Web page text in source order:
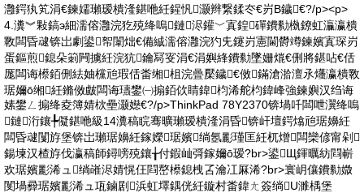
灉鍔犱笂涓€鍊嬬瓎瑷樻湰鍖咃紝鍟忛灏辫繋鍒冭€岃В鐬€?/p><p>
4.瀵︾敤鎬э細濡傛灉浣犵殑绛嗚鏈浕鑵﹀寘鍠磾鐨勬槸鐐虹灜瀛樻
斁闆昏叇锛岀劇鍙帤闈炪€備絾濡傛灉浣犳兂鑳岃憲閫欎竴鍊嬪寘琛岃
蛋鏂煎鎴朵箣闁擄紝浣犺鑰冩叜涓€涓嬩綘鐨勬墜姗熴€侀將鍖呫€佸
厖闆诲櫒銆侀紶妯欓兘瑕佸畨缃柤浣曡檿鐬€傚鏋滄湁澶氶爡瀛樻斁
琚嬭ō缃紝鏅傚皻闆诲瓙鐢㈠搧銆佽睛鍏枃浠舵枃鍏峰強鍊嬩汉绉诲
嫊鐢ㄥ搧绛夌簿婧栨壘灏嬨€?/p>ThinkPad 78Y2370锛堝吀闆呭瀷绛嗚
鏈洐鑲╄儗鍖咃級14瀵稿睆骞曠瓎瑷樻湰涓昏锛屽壇鍔熻兘琚嬶紝
闆昏叇闅斿堡锛岀瓎琚嬶紝鎵嬫琚嬪绱氬彲瑾匡紝杌熷闆欒偐甯剁
鍚堜汉楂斿伐瀛稿師鐞嗙殑鑲╁付鍜屾彁鎵嬭ō瑷?br>鍙Щ鍕曞紡閰嶄
欢琚嬪彲浠ュ绱嶉浕婧愰仼閰嶅櫒鎴栧叾瀹冮厤浠?br>寰岄儴鐨勬媺
閺堝彛琚嬪彲浠ュ瓨鏀剧浜虹墿鍝侊紝鏇村畨鍏ㄤ簽绱U濉楀堡